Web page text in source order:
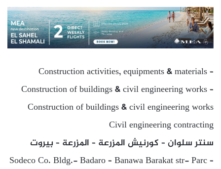
Construction activities, equipments & materials –
Construction of buildings & civil engineering works –
Construction of buildings & civil engineering works
Civil engineering contracting
سنتر سلوان – كورنيش المزرعة – المزرعة – بيروت
Sodeco Co. Bldg.- Badaro – Banawa Barakat str- Parc –